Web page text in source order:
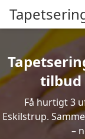
tilbud
Få hurtigt 3
Eskilstrup.
–